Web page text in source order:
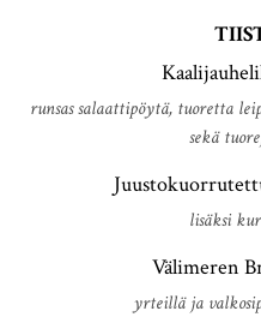
runsas salaattipöytä, tuoretta
sekä
lisäksi
Välimeren
yrteillä ja